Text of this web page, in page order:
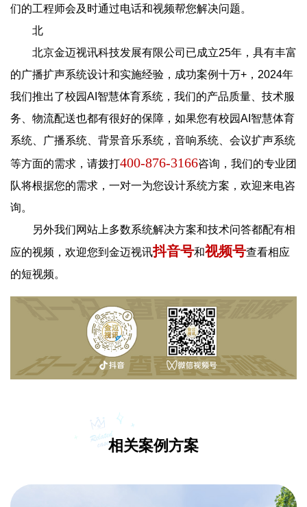
们的工程师会及时通过电话和视频帮您解决问题。
北
北京金迈视讯科技发展有限公司已成立25年，具有丰富
的广播扩声系统设计和实施经验，成功案例十万+，2024年
我们推出了校园AI智慧体育系统，我们的产品质量、技术服
务、物流配送也都有很好的保障，如果您有校园AI智慧体育
系统、广播系统、背景音乐系统，音响系统、会议扩声系统
等方面的需求，请拨打400-876-3166咨询，我们的专业团
队将根据您的需求，一对一为您设计系统方案，欢迎来电咨
询。
另外我们网站上多数系统解决方案和技术问答都配有相
应的视频，欢迎您到金迈视讯抖音号和视频号查看相应
的短视频。
相关案例方案